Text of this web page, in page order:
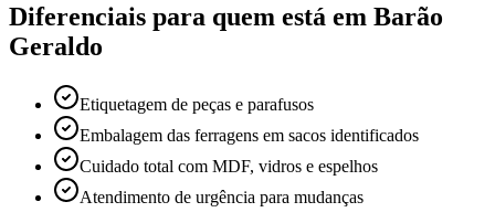
Diferenciais para quem está em Barão
Geraldo
Etiquetagem de peças e parafusos
Embalagem das ferragens em sacos identificados
Cuidado total com MDF, vidros e espelhos
Atendimento de urgência para mudanças